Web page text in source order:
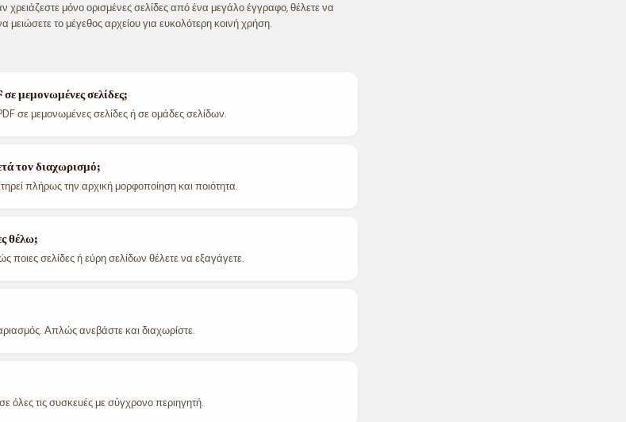
χρειάζεστε μόνο ορισμένες σελίδες από ένα μεγάλο έγγραφο, θέλετε να
μειώσετε το μέγεθος αρχείου για ευκολότερη κοινή χρήση.
μεμονωμένες σελίδες;
σε μεμονωμένες σελίδες ή σε ομάδες σελίδων.
τον διαχωρισμό;
πλήρως την αρχική μορφοποίηση και ποιότητα.
θέλω;
ποιες σελίδες ή εύρη σελίδων θέλετε να εξαγάγετε.
Απλώς ανεβάστε και διαχωρίστε.
όλες τις συσκευές με σύγχρονο περιηγητή.